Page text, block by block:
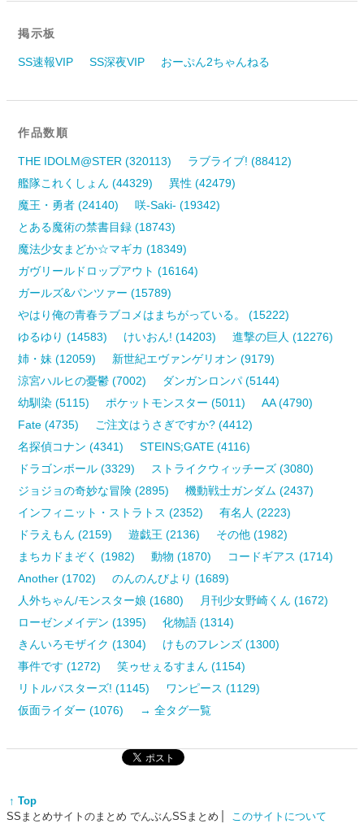
掲示板
SS速報VIP SS深夜VIP おーぷん2ちゃんねる
作品数順
THE IDOLM@STER (320113)
ラブライブ! (88412)
艦隊これくしょん (44329)
異性 (42479)
魔王・勇者 (24140)
咲-Saki- (19342)
とある魔術の禁書目録 (18743)
魔法少女まどか☆マギカ (18349)
ガヴリールドロップアウト (16164)
ガールズ&パンツァー (15789)
やはり俺の青春ラブコメはまちがっている。 (15222)
ゆるゆり (14583)
けいおん! (14203)
進撃の巨人 (12276)
姉・妹 (12059)
新世紀エヴァンゲリオン (9179)
涼宮ハルヒの憂鬱 (7002)
ダンガンロンパ (5144)
幼馴染 (5115)
ポケットモンスター (5011)
AA (4790)
Fate (4735)
ご注文はうさぎですか? (4412)
名探偵コナン (4341)
STEINS;GATE (4116)
ドラゴンボール (3329)
ストライクウィッチーズ (3080)
ジョジョの奇妙な冒険 (2895)
機動戦士ガンダム (2437)
インフィニット・ストラトス (2352)
有名人 (2223)
ドラえもん (2159)
遊戯王 (2136)
その他 (1982)
まちカドまぞく (1982)
動物 (1870)
コードギアス (1714)
Another (1702)
のんのんびより (1689)
人外ちゃん/モンスター娘 (1680)
月刊少女野崎くん (1672)
ローゼンメイデン (1395)
化物語 (1314)
きんいろモザイク (1304)
けものフレンズ (1300)
事件です (1272)
笑ゥせぇるすまん (1154)
リトルバスターズ! (1145)
ワンピース (1129)
仮面ライダー (1076)
→ 全タグ一覧
↑ Top
SSまとめサイトのまとめ でんぶんSSまとめ
このサイトについて